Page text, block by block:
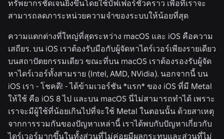
ทรัพยากรชัดเจนยิ่งขึ้นโดยใช้บัฟเฟอร์ชั่วคราว เพื่อที่เราจะ
สามารถลดภาระหน่วยความจำของระบบให้น้อยที่สุด
ความแตกต่างที่ใหญ่ที่สุดระหว่าง macOS และ iOS คือความ
เสถียร. บน iOS เราต้องรับมือกับผู้จัดหาไดร์เวอร์เพียงรายเดียว
บนสถาปัตยกรรมเดียว ขณะที่บน macOS เราต้องรองรับผู้จัด
หาไดร์เวอร์ทั้งสามราย (Intel, AMD, NVidia). นอกจากนี้ บน
iOS เรา - โชคดี! - ได้ข้ามเวอร์ชัน *แรก* ของ iOS ที่มี Metal
ให้ใช้ คือ iOS 8 ไป และบน macOS นี่ไม่สามารถทำได้ เพราะ
เราจะมีผู้ใช้ที่น้อยเกินไปที่จะใช้ Metal ในตอนนั้น ด้วยสาเหตุ
จากการรวมกันของปัญหาเหล่านี้ เราได้พบกับปัญหาเกี่ยวกับ
ไดร์เวอร์มากขึ้นในทั้งส่วนที่ไม่ค่อยมีผลกระทบและส่วนที่ไม่